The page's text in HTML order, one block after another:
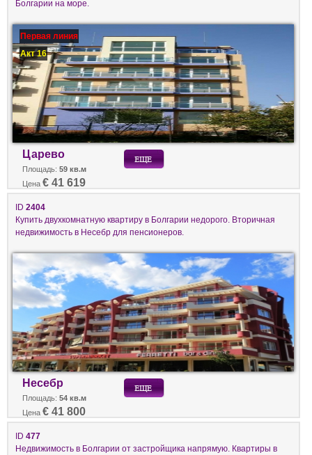
Болгарии на море.
Первая линия
Акт 16
Царево
Площадь: 59 кв.м
Цена € 41 619
ID 2404
Купить двухкомнатную квартиру в Болгарии недорого. Вторичная
недвижимость в Несебр для пенсионеров.
Несебр
Площадь: 54 кв.м
Цена € 41 800
ID 477
Недвижимость в Болгарии от застройщика напрямую. Квартиры в